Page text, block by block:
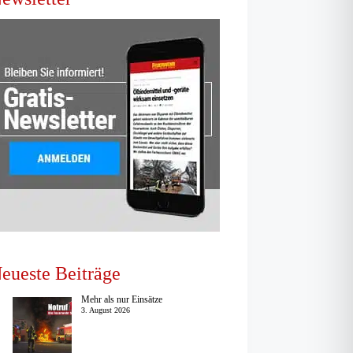
Beiträge
Mehr als nur Einsätze
3. August 2026